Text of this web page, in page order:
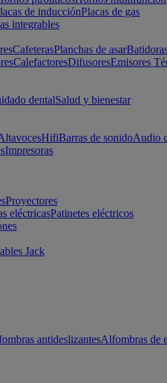
de inducciónPlacas de gas
integrables
CafeterasPlanchas de asar
CalefactoresDifusoresEmisores
dentalSalud y bienestar
HifiBarras de sonidoAudio
Impresoras
Proyectores
eléctricasPatinetes eléctricos
Jack
antideslizantesAlfombras de